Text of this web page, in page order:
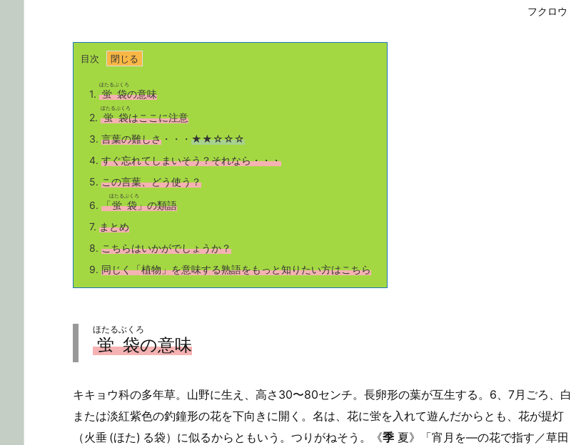
フクロウ
目次
1. 蛍袋
ほたるぶくろ
の意味
2. 蛍袋
ほたるぶくろ
はここに注意
3. 言葉の難しさ ・・・ ★★☆☆☆
4. すぐ忘れてしまいそう？それなら・・・
5. この言葉、どう使う？
6. 「蛍袋
ほたるぶくろ
」の類語
7. まとめ
8. こちらはいかがでしょうか？
9. 同じく「植物」を意味する熟語をもっと知りたい方はこちら
蛍袋
ほたるぶくろ
の意味
キキョウ科の多年草。山野に生え、高さ30〜80センチ。長卵形の葉が互生する。6、7月ごろ、白
または淡紅紫色の釣鐘形の花を下向きに開く。名は、花に蛍を入れて遊んだからとも、花が提灯
（火垂 (ほた) る袋）に似るからともいう。つりがねそう。《季 夏》「宵月を—の花で指す／草田